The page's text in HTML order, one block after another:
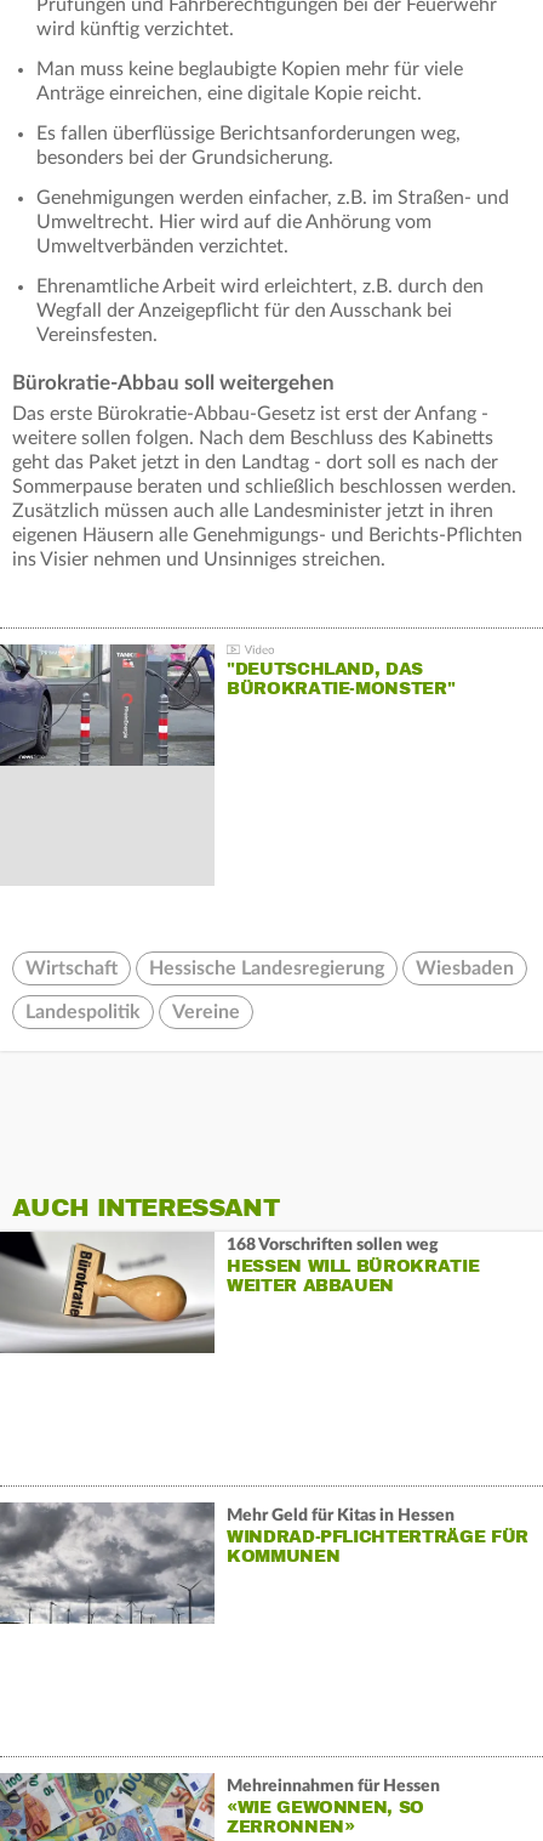
Prüfungen und Fahrberechtigungen bei der Feuerwehr
wird künftig verzichtet.
Man muss keine beglaubigte Kopien mehr für viele
Anträge einreichen, eine digitale Kopie reicht.
Es fallen überflüssige Berichtsanforderungen weg,
besonders bei der Grundsicherung.
Genehmigungen werden einfacher, z.B. im Straßen- und
Umweltrecht. Hier wird auf die Anhörung vom
Umweltverbänden verzichtet.
Ehrenamtliche Arbeit wird erleichtert, z.B. durch den
Wegfall der Anzeigepflicht für den Ausschank bei
Vereinsfesten.
Bürokratie-Abbau soll weitergehen
Das erste Bürokratie-Abbau-Gesetz ist erst der Anfang -
weitere sollen folgen. Nach dem Beschluss des Kabinetts
geht das Paket jetzt in den Landtag - dort soll es nach der
Sommerpause beraten und schließlich beschlossen werden.
Zusätzlich müssen auch alle Landesminister jetzt in ihren
eigenen Häusern alle Genehmigungs- und Berichts-Pflichten
ins Visier nehmen und Unsinniges streichen.
"DEUTSCHLAND, DAS
BÜROKRATIE-MONSTER"
Wirtschaft Hessische Landesregierung Wiesbaden
Landespolitik Vereine
AUCH INTERESSANT
168 Vorschriften sollen weg
HESSEN WILL BÜROKRATIE
WEITER ABBAUEN
Mehr Geld für Kitas in Hessen
WINDRAD-PFLICHTERTRÄGE FÜR
KOMMUNEN
Mehreinnahmen für Hessen
«WIE GEWONNEN, SO
ZERRONNEN»